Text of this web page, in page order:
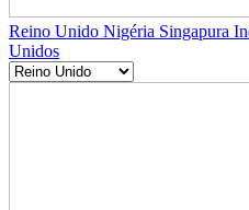
Reino Unido Nigéria Singapura
Unidos